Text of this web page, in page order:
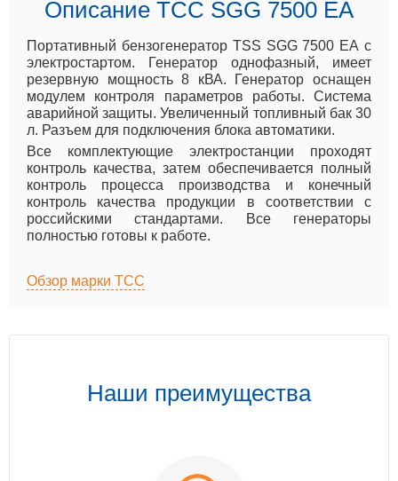
Описание ТСС SGG 7500 ЕA
Портативный бензогенератор TSS SGG 7500 EA с
электростартом. Генератор однофазный, имеет
резервную мощность 8 кВА. Генератор оснащен
модулем контроля параметров работы. Система
аварийной защиты. Увеличенный топливный бак 30
л. Разъем для подключения блока автоматики.
Все комплектующие электростанции проходят
контроль качества, затем обеспечивается полный
контроль процесса производства и конечный
контроль качества продукции в соответствии с
российскими стандартами. Все генераторы
полностью готовы к работе.
Обзор марки ТСС
Наши преимущества